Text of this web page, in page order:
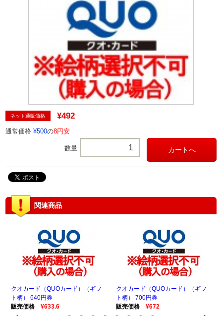
ネット通販価格 ¥492
通常価格 ¥500の8円安
数量
関連商品
（QUOカード）（ギフ
円券
¥672
クオカード（QUOカード）（ギフ
¥738.15
クオカード（